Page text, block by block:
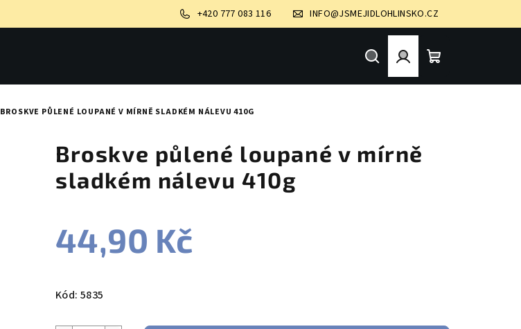
+420 777 083 116 INFO@JSMEJIDLOHLINSKO.CZ
HledatPřihlášení
BROSKVE PŮLENÉ LOUPANÉ V MÍRNĚ SLADKÉM NÁLEVU 410G
Broskve půlené loupané v mírně
sladkém nálevu 410g
44,90 Kč
cena:
Kód: 5835